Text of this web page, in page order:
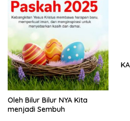
Oleh Bilur Bilur NYA Kita
menjadi Sembuh